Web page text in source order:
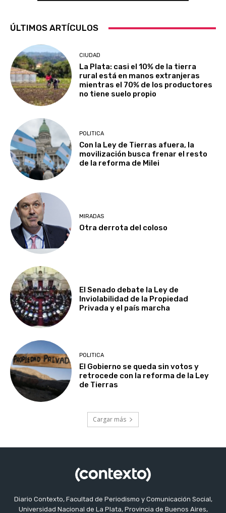
ÚLTIMOS ARTÍCULOS
CIUDAD
La Plata: casi el 10% de la tierra
rural está en manos extranjeras
mientras el 70% de los productores
no tiene suelo propio
POLITICA
Con la Ley de Tierras afuera, la
movilización busca frenar el resto
de la reforma de Milei
MIRADAS
Otra derrota del coloso
El Senado debate la Ley de
Inviolabilidad de la Propiedad
Privada y el país marcha
POLITICA
El Gobierno se queda sin votos y
retrocede con la reforma de la Ley
de Tierras
Cargar más
Diario Contexto, Facultad de Periodismo y Comunicación Social,
Universidad Nacional de La Plata, Provincia de Buenos Aires,